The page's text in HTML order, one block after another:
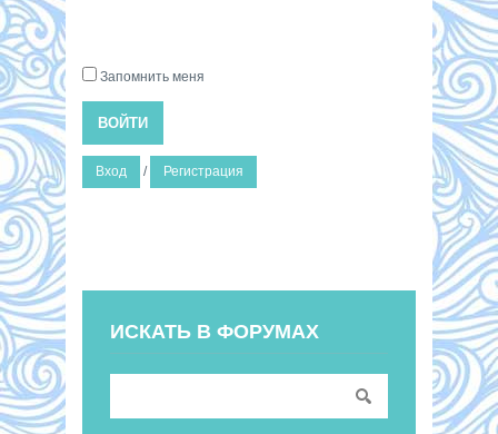
Запомнить меня
ВОЙТИ
Вход / Регистрация
ИСКАТЬ В ФОРУМАХ